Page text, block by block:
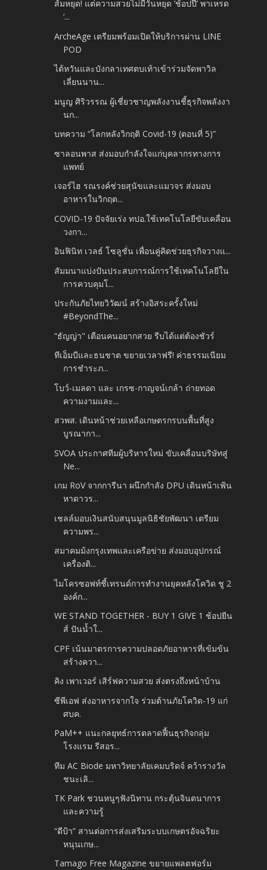
ส้มหยุด! แต่ความสวยไม่มีวันหยุด ‘ช้อปปี้’ พาเหรด
‘...
ArcheAge เตรียมพร้อมเปิดให้บริการผ่าน LINE
POD
ไต้หวันและบังกลาเทศตบเท้าเข้าร่วมจัดพาวิล
เลี่ยนนาน...
มนูญ ศิริวรรณ ผู้เชี่ยวชาญพลังงานชี้ธุรกิจพลังงา
นก...
บทความ “โลกหลังวิกฤติ Covid-19 (ตอนที่ 5)”
ซาลอนพาส ส่งมอบกำลังใจแก่บุคลากรทางการ
แพทย์
เจอร์ไฮ รณรงค์ช่วยสุนัขและแมวจร ส่งมอบ
อาหารในวิกฤต...
COVID-19 ปัจจัยเร่ง ทปอ.ใช้เทคโนโลยีขับเคลื่อน
วงกา...
อินฟินิท เวลธ์ โซลูชั่น เพื่อนคู่คิดช่วยธุรกิจวางแ...
สัมมนาแบ่งปันประสบการณ์การใช้เทคโนโลยีใน
การควบคุมโ...
ประกันภัยไทยวิวัฒน์ สร้างอิสระครั้งใหม่
#BeyondThe...
“ธัญญ่า" เตือนคนอยากสวย รีบได้แต่ต้องชัวร์
ทีเอ็มบีและธนชาต ขยายเวลาฟรี! ค่าธรรมเนียม
การชำระภ...
โบว์-เมลดา และ เกรซ-กาญจน์เกล้า ถ่ายทอด
ความงามและ...
สวพส. เดินหน้าช่วยเหลือเกษตรกรบนพื้นที่สูง
บูรณากา...
SVOA ประกาศทีมผู้บริหารใหม่ ขับเคลื่อนบริษัทสู่
Ne...
เกม RoV จากการีนา ผนึกกำลัง DPU เดินหน้าเฟ้น
หาดาวร...
เชลล์มอบเงินสนับสนุนมูลนิธิชัยพัฒนา เตรียม
ความพร...
สมาคมม้งกรุงเทพและเครือข่าย ส่งมอบอุปกรณ์
เครื่องติ...
ไมโครซอฟท์ชี้เทรนด์การทำงานยุคหลังโควิด ชู 2
องค์ก...
WE STAND TOGETHER - BUY 1 GIVE 1 ช้อปยีน
ส์ ปันน้ำใ...
CPF เน้นมาตรการความปลอดภัยอาหารที่เข้มข้น
สร้างควา...
คิง เพาเวอร์ เสิร์ฟความสวย ส่งตรงถึงหน้าบ้าน
ซีพีเอฟ ส่งอาหารจากใจ ร่วมต้านภัยโควิด-19 แก่
ศบค.
PaM++ แนะกลยุทธ์การตลาดฟื้นธุรกิจกลุ่ม
โรงแรม รีสอร...
ทีม AC Biode มหาวิทยาลัยเคมบริดจ์ คว้ารางวัล
ชนะเลิ...
TK Park ชวนหนูๆฟังนิทาน กระตุ้นจินตนาการ
และความรู้
“ดีป้า” สานต่อการส่งเสริมระบบเกษตรอัจฉริยะ
หนุนเกษ...
Tamago Free Magazine ขยายแพลตฟอร์ม